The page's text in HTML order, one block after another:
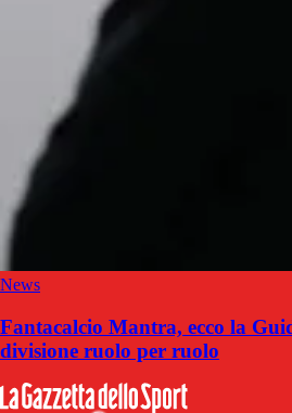
News
Fantacalcio Mantra, ecco la
divisione ruolo per ruolo